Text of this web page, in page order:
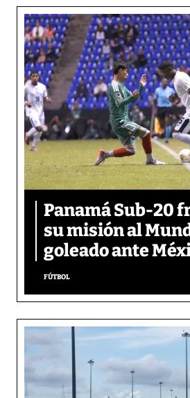
Panamá Sub-20
su misión al
goleado ante
FÚTBOL